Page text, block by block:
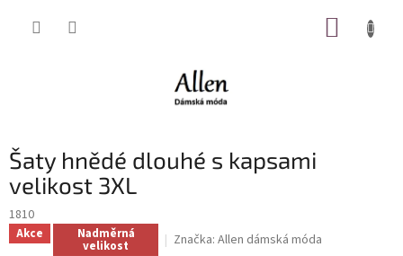
Šaty hnědé dlouhé s kapsami
velikost 3XL
1810
Akce Nadměrná
velikost Značka: Allen dámská móda